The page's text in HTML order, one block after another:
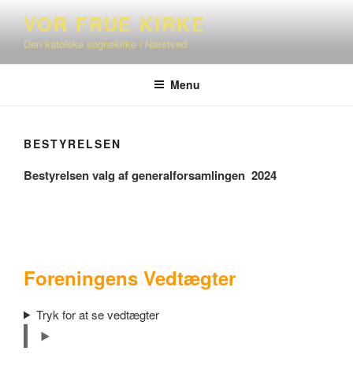
indhold
VOR FRUE KIRKE
Den katolske sognekirke i Næstved
Menu
BESTYRELSEN
Bestyrelsen valg af generalforsamlingen 2024
Foreningens Vedtægter
Tryk for at se vedtægter